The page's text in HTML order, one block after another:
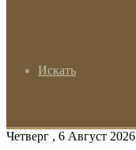
Искать
Четверг , 6 Август 2026